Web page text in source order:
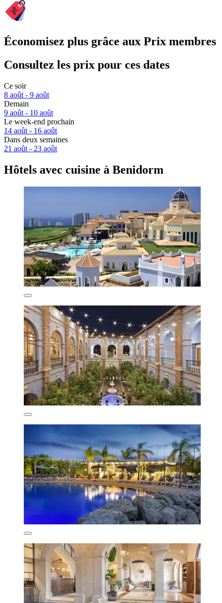
Économisez plus grâce aux Prix membres
Consultez les prix pour ces dates
Ce soir
8 août - 9 août
Demain
9 août - 10 août
Le week-end prochain
14 août - 16 août
Dans deux semaines
21 août - 23 août
Hôtels avec cuisine à Benidorm